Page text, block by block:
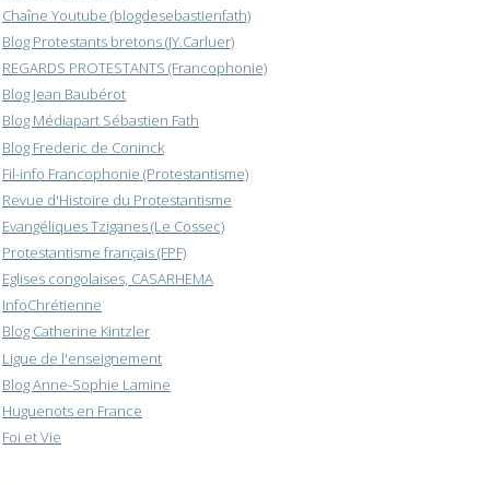
Chaîne Youtube (blogdesebastienfath)
Blog Protestants bretons (JY.Carluer)
REGARDS PROTESTANTS (Francophonie)
Blog Jean Baubérot
Blog Médiapart Sébastien Fath
Blog Frederic de Coninck
Fil-info Francophonie (Protestantisme)
Revue d'Histoire du Protestantisme
Evangéliques Tziganes (Le Cossec)
Protestantisme français (FPF)
Eglises congolaises, CASARHEMA
InfoChrétienne
Blog Catherine Kintzler
Ligue de l'enseignement
Blog Anne-Sophie Lamine
Huguenots en France
Foi et Vie